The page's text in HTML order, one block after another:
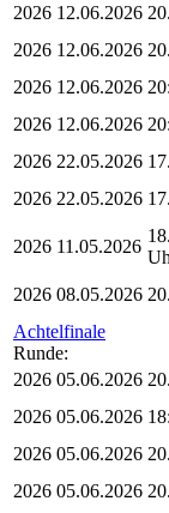
2026 12.06.2026
2026 12.06.2026
2026 12.06.2026
2026 12.06.2026
2026 22.05.2026
2026 22.05.2026
2026 11.05.2026
2026 08.05.2026
Achtelfinale
Runde:
2026 05.06.2026
2026 05.06.2026
2026 05.06.2026
2026 05.06.2026